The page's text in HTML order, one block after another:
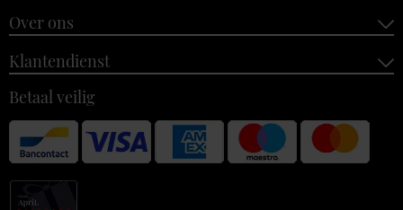
Over ons
Klantendienst
Betaal veilig